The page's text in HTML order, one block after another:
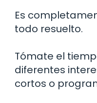
Es
todo resuelto.
Tómate el
diferentes
cortos o